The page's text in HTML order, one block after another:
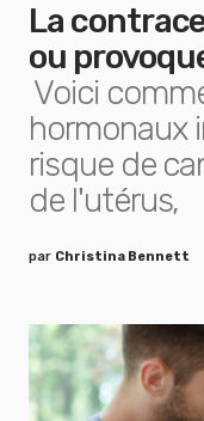
La
ou
Voici
hormonaux
risque de
de l'utérus,
par Christina Bennett